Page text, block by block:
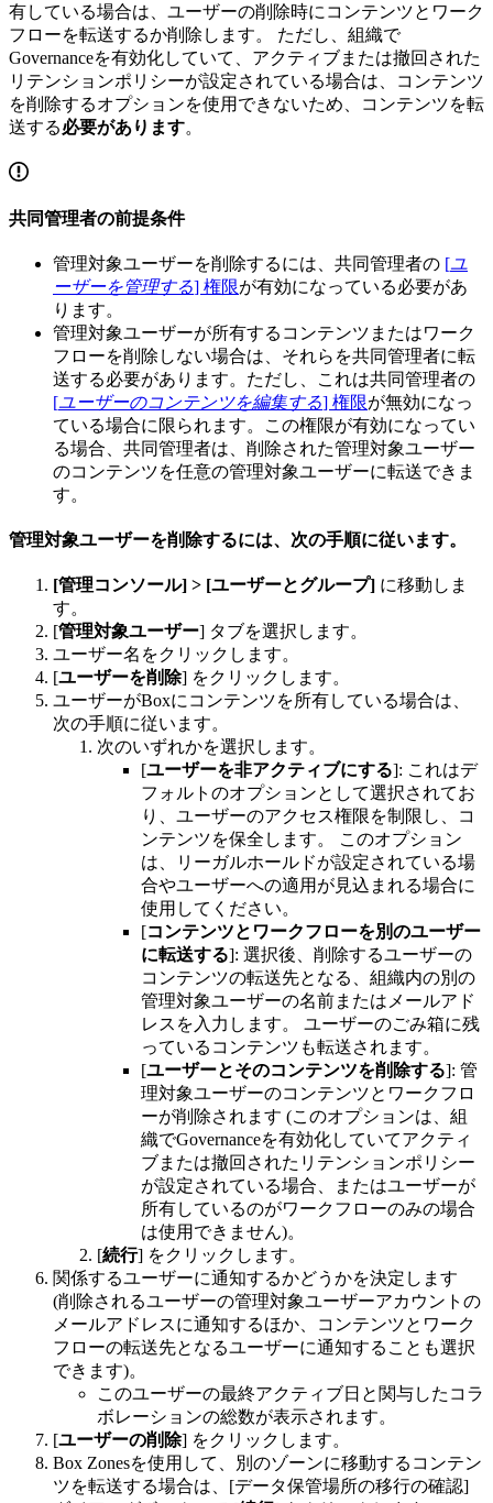
有している場合は、ユーザーの削除時にコンテンツとワーク
フローを転送するか削除します。 ただし、組織で
Governanceを有効化していて、アクティブまたは撤回された
リテンションポリシーが設定されている場合は、コンテンツ
を削除するオプションを使用できないため、コンテンツを転
送する必要があります。
共同管理者の前提条件
管理対象ユーザーを削除するには、共同管理者の [ユ
ーザーを管理する] 権限が有効になっている必要があ
ります。
管理対象ユーザーが所有するコンテンツまたはワーク
フローを削除しない場合は、それらを共同管理者に転
送する必要があります。ただし、これは共同管理者の
[ユーザーのコンテンツを編集する] 権限が無効になっ
ている場合に限られます。この権限が有効になってい
る場合、共同管理者は、削除された管理対象ユーザー
のコンテンツを任意の管理対象ユーザーに転送できま
す。
管理対象ユーザーを削除するには、次の手順に従います。
[管理コンソール] > [ユーザーとグループ] に移動しま
す。
[管理対象ユーザー] タブを選択します。
ユーザー名をクリックします。
[ユーザーを削除] をクリックします。
ユーザーがBoxにコンテンツを所有している場合は、
次の手順に従います。
次のいずれかを選択します。
[ユーザーを非アクティブにする]: これはデ
フォルトのオプションとして選択されてお
り、ユーザーのアクセス権限を制限し、コ
ンテンツを保全します。 このオプション
は、リーガルホールドが設定されている場
合やユーザーへの適用が見込まれる場合に
使用してください。
[コンテンツとワークフローを別のユーザー
に転送する]: 選択後、削除するユーザーの
コンテンツの転送先となる、組織内の別の
管理対象ユーザーの名前またはメールアド
レスを入力します。 ユーザーのごみ箱に残
っているコンテンツも転送されます。
[ユーザーとそのコンテンツを削除する]: 管
理対象ユーザーのコンテンツとワークフロ
ーが削除されます (このオプションは、組
織でGovernanceを有効化していてアクティ
ブまたは撤回されたリテンションポリシー
が設定されている場合、またはユーザーが
所有しているのがワークフローのみの場合
は使用できません)。
[続行] をクリックします。
関係するユーザーに通知するかどうかを決定します
(削除されるユーザーの管理対象ユーザーアカウントの
メールアドレスに通知するほか、コンテンツとワーク
フローの転送先となるユーザーに通知することも選択
できます)。
このユーザーの最終アクティブ日と関与したコラ
ボレーションの総数が表示されます。
[ユーザーの削除] をクリックします。
Box Zonesを使用して、別のゾーンに移動するコンテン
ツを転送する場合は、[データ保管場所の移行の確認]